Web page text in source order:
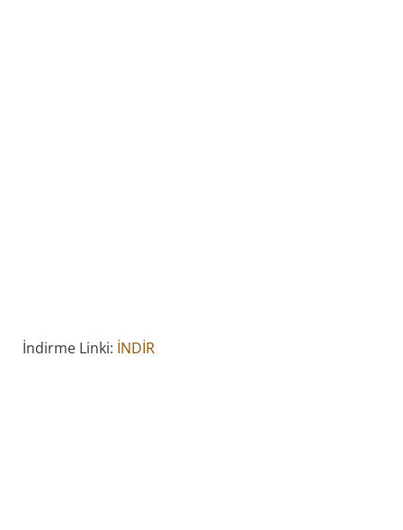
İndirme Linki: İNDİR